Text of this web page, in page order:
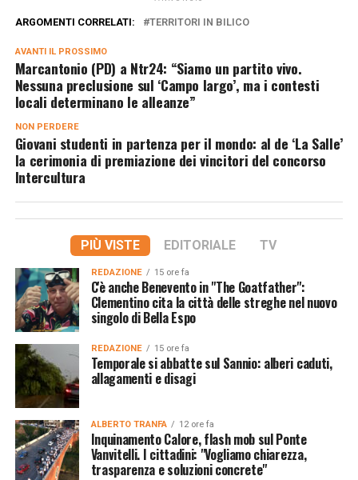
ARGOMENTI CORRELATI: TERRITORI IN BILICO
AVANTI IL ​​PROSSIMO
Marcantonio (PD) a Ntr24: “Siamo un partito vivo.
Nessuna preclusione sul ‘Campo largo’, ma i contesti
locali determinano le alleanze”
NON PERDERE
Giovani studenti in partenza per il mondo: al de ‘La Salle’
la cerimonia di premiazione dei vincitori del concorso
Intercultura
PIÙ VISTE EDITORIALE TV
REDAZIONE 15 ore fa
C'è anche Benevento in "The Goatfather":
Clementino cita la città delle streghe nel nuovo
singolo di Bella Espo
REDAZIONE 15 ore fa
Temporale si abbatte sul Sannio: alberi caduti,
allagamenti e disagi
ALBERTO TRANFA 12 ore fa
Inquinamento Calore, flash mob sul Ponte
Vanvitelli. I cittadini: "Vogliamo chiarezza,
trasparenza e soluzioni concrete"